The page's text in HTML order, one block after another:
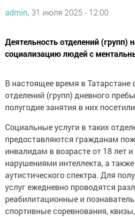
admin, 31 июля 2025 - 12:00
Деятельность отделений (групп)
социализацию людей с
В настоящее время в
отделений (групп) дневного
полугодие занятия в них
Социальные услуги в таких
предоставляются гражданам
инвалидам в возрасте от 18 лет
нарушениями интеллекта, а
аутистического спектра. Для
услуг ежедневно проводятся
реабилитационные и
спортивные соревнования,